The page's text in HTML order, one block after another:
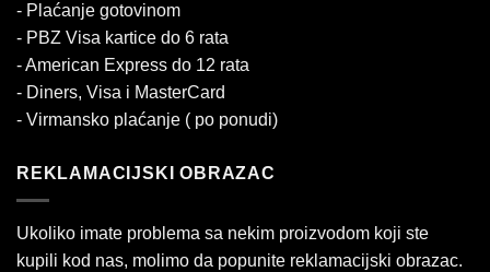
- Plaćanje gotovinom
- PBZ Visa kartice do 6 rata
- American Express do 12 rata
- Diners, Visa i MasterCard
- Virmansko plaćanje ( po ponudi)
REKLAMACIJSKI OBRAZAC
Ukoliko imate problema sa nekim proizvodom koji ste
kupili kod nas, molimo da popunite reklamacijski obrazac.